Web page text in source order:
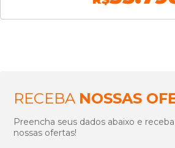
RECEBA NOSSAS
Preencha seus dados abaixo e
nossas ofertas!